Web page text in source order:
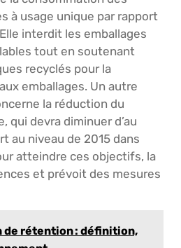
à usage unique par rapport
interdit les emballages
tout en soutenant
recyclés pour la
emballages. Un autre
la réduction du
qui devra diminuer d’au
au niveau de 2015 dans
atteindre ces objectifs, la
et prévoit des mesures
de rétention : définition,